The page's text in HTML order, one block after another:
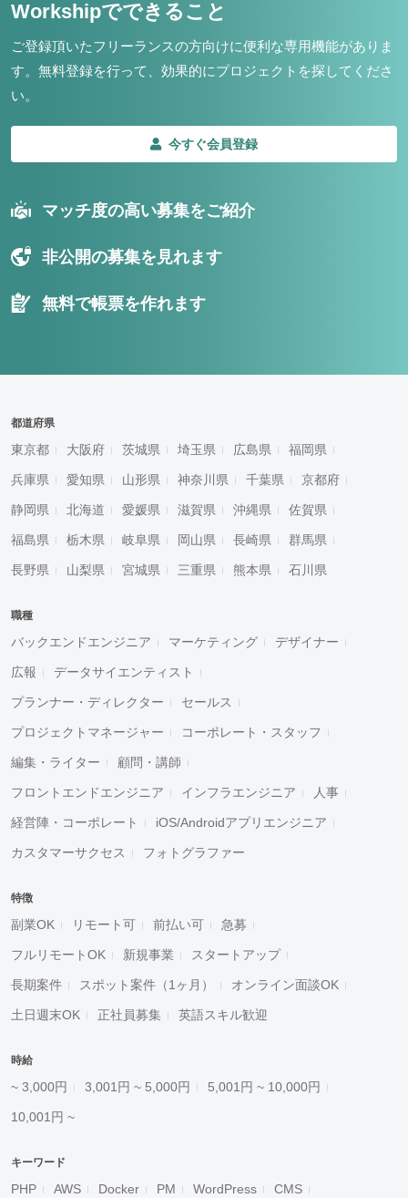
Workshipでできること
ご登録頂いたフリーランスの方向けに便利な専用機能がありま
す。 無料登録を行って、効果的にプロジェクトを探してくださ
い。
今すぐ会員登録
マッチ度の高い募集をご紹介
非公開の募集を見れます
無料で帳票を作れます
都道府県
東京都 大阪府 茨城県 埼玉県 広島県 福岡県
兵庫県 愛知県 山形県 神奈川県 千葉県 京都府
静岡県 北海道 愛媛県 滋賀県 沖縄県 佐賀県
福島県 栃木県 岐阜県 岡山県 長崎県 群馬県
長野県 山梨県 宮城県 三重県 熊本県 石川県
職種
バックエンドエンジニア マーケティング デザイナー
広報 データサイエンティスト
プランナー・ディレクター セールス
プロジェクトマネージャー コーポレート・スタッフ
編集・ライター 顧問・講師
フロントエンドエンジニア インフラエンジニア 人事
経営陣・コーポレート iOS/Androidアプリエンジニア
カスタマーサクセス フォトグラファー
特徴
副業OK リモート可 前払い可 急募
フルリモートOK 新規事業 スタートアップ
長期案件 スポット案件（1ヶ月） オンライン面談OK
土日週末OK 正社員募集 英語スキル歓迎
時給
~ 3,000円 3,001円 ~ 5,000円 5,001円 ~ 10,000円
10,001円 ~
キーワード
PHP AWS Docker PM WordPress CMS